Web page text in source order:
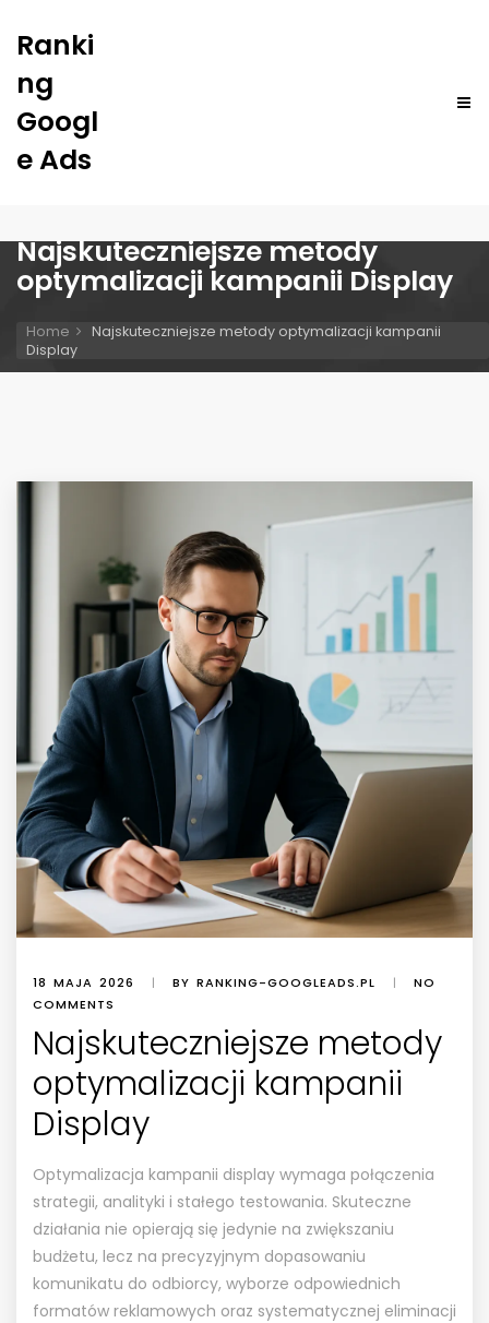
Ranki
ng
Googl
e Ads
Najskuteczniejsze metody
optymalizacji kampanii Display
Home
Najskuteczniejsze metody optymalizacji kampanii
Display
18 MAJA 2026 | BY RANKING-GOOGLEADS.PL |
NO
COMMENTS
Najskuteczniejsze metody
optymalizacji kampanii
Display
Optymalizacja kampanii display wymaga połączenia
strategii, analityki i stałego testowania. Skuteczne
działania nie opierają się jedynie na zwiększaniu
budżetu, lecz na precyzyjnym dopasowaniu
komunikatu do odbiorcy, wyborze odpowiednich
formatów reklamowych oraz systematycznej eliminacji